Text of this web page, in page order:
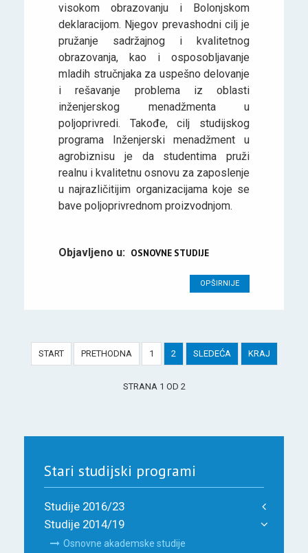
visokom obrazovanju i Bolonjskom
deklaracijom. Njegov prevashodni cilj je
pružanje sadržajnog i kvalitetnog
obrazovanja, kao i osposobljavanje
mladih stručnjaka za uspešno delovanje
i rešavanje problema iz oblasti
inženjerskog menadžmenta u
poljoprivredi. Takođe, cilj studijskog
programa Inženjerski menadžment u
agrobiznisu je da studentima pruži
realnu i kvalitetnu osnovu za zaposlenje
u najrazličitijim organizacijama koje se
bave poljoprivrednom proizvodnjom.
Objavljeno u: OSNOVNE STUDIJE
OPŠIRNIJE
START PRETHODNA 1 2 SLEDEĆA KRAJ
STRANA 1 OD 2
Stari studijski programi
Studije 2016/23
Studije 2014/19
Osnovne akademske studije